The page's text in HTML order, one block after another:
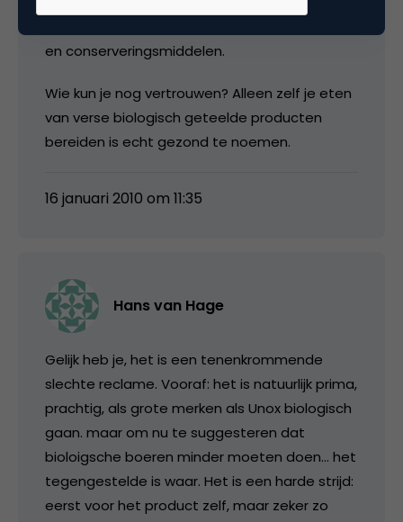
en conserveringsmiddelen.
Wie kun je nog vertrouwen? Alleen zelf je eten
van verse biologisch geteelde producten
bereiden is echt gezond te noemen.
16 januari 2010 om 11:35
Hans van Hage
Gelijk heb je, het is een tenenkrommende
slechte reclame. Vooraf: het is natuurlijk prima,
prachtig, als grote merken als Unox biologisch
gaan. maar om nu te suggesteren dat
bioloigsche boeren minder moeten doen… het
tegengestelde is waar. Het is een harde strijd:
eerst voor het product zelf, maar zeker zo